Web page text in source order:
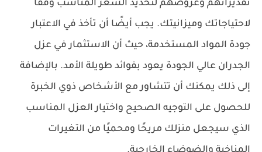
تقديراتهم وعروضهم لتحديد السعر المناسب وفقًا
لاحتياجاتك وميزانيتك. يجب أيضًا أن تأخذ في الاعتبار
جودة المواد المستخدمة، حيث أن الاستثمار في عزل
الجدران عالي الجودة يعود بفوائد طويلة الأمد. بالإضافة
إلى ذلك يمكنك أن تتشاور مع الأشخاص ذوي الخبرة
للحصول على التوجيه الصحيح واختيار العزل المناسب
الذي سيجعل منزلك مريحًا ومحميًا من التغيرات